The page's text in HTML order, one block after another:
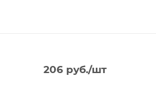
206 руб./шт